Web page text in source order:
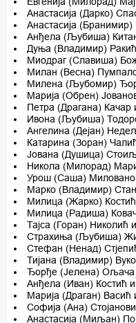
Анастасија (Дарко)
Анастасија
Анђела (Љубиша)
Дуња (Владимир)
Миодраг (Славиша)
Милан (Весна)
Милена (Љубомир)
Марија (Обрен)
Петра (Драгана) Качар
Ивона (Љубиша)
Ангелина (Дејан)
Катарина (Зоран)
Јована (Душица)
Никола (Милорад)
Урош (Саша)
Марко (Владимир)
Милица (Жарко)
Милица (Радиша)
Тајса (Горан) Николић
Страхиња (Љубиша)
Стефан (Ненад)
Тијана (Владимир)
Ђорђе (Јелена) Ољача
Анђела (Иван) Костић
Марија (Драган) Васић
Софија (Ана)
Анастасија (Миљан)